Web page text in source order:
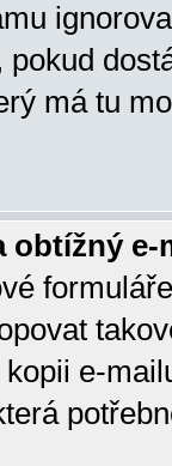
má tu
obtížný
e-